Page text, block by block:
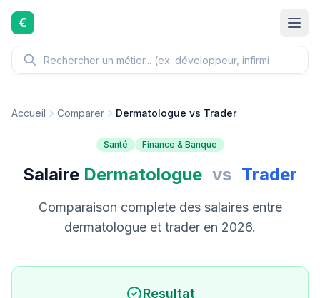
Aller au contenu principal
€
Accueil Comparer Dermatologue vs Trader
Santé Finance & Banque
Salaire Dermatologue vs Trader
Comparaison complete des salaires entre
dermatologue et trader en 2026.
Resultat